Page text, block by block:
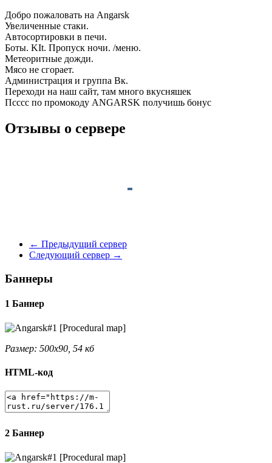
Добро пожаловать на Angarsk
Увеличенные стаки.
Автосортировки в печи.
Боты. KIt. Пропуск ночи. /меню.
Метеоритные дожди.
Мясо не сгорает.
Администрация и группа Вк.
Переходи на наш сайт, там много вкусняшек
Псссс по промокоду ANGARSK получишь бонус
Отзывы о сервере
← Предыдущий сервер
Следующий сервер →
Баннеры
1 Баннер
Размер: 500x90, 54 кб
HTML-код
2 Баннер